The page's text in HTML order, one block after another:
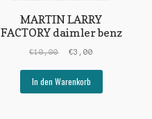
MARTIN LARRY
FACTORY daimler benz
€10,00
Ursprünglicher
war:
€3,00Aktueller
€3,00.
In den Warenkorb